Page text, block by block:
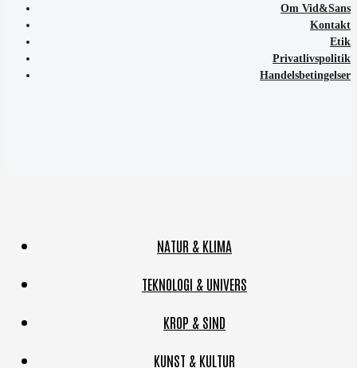
Om Vid&Sans
Kontakt
Etik
Privatlivspolitik
Handelsbetingelser
NATUR & KLIMA
TEKNOLOGI & UNIVERS
KROP & SIND
KUNST & KULTUR